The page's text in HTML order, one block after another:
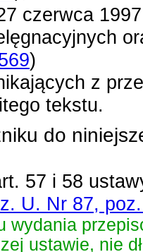
czerwca
)
z
tekstu.
do
57 i 58
U. Nr 87,
wydania
ustawie, nie